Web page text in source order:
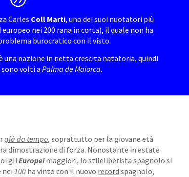
Carles Coll Marti, uno dei suoi nuotatori più
nei 200 rana in corta), il quale non ha
burocratico con il visto.
una nazione in netta crescita natatoria, quindi
sono volti aPalma de Maiorca.
già da tempo, soprattutto per la giovane età
dimostrazione di forza. Nonostante in estate
gliEuropeimaggiori, lo stileliberista spagnolo si
nei100 ha vinto con il nuovo record spagnolo,